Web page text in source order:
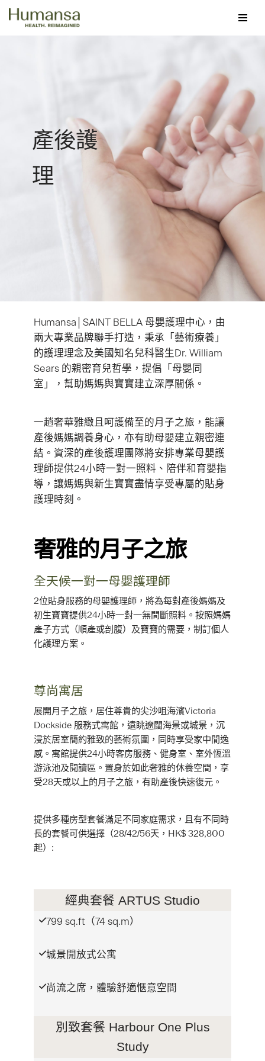
產後護
理
Humansa│SAINT BELLA 母嬰護理中心，由
兩大專業品牌聯手打造，秉承「藝術療養」
的護理理念及美國知名兒科醫生Dr. William
Sears 的親密育兒哲學，提倡「母嬰同
室」，幫助媽媽與寶寶建立深厚關係。
一趟奢華雅緻且呵護備至的月子之旅，能讓
產後媽媽調養身心，亦有助母嬰建立親密連
結。資深的產後護理團隊將安排專業母嬰護
理師提供24小時一對一照料、陪伴和育嬰指
導，讓媽媽與新生寶寶盡情享受專屬的貼身
護理時刻。
奢雅的月子之旅
全天候一對一母嬰護理師
2位貼身服務的母嬰護理師，將為每對產後媽媽及
初生寶寶提供24小時一對一無間斷照料。按照媽媽
產子方式（順產或剖腹）及寶寶的需要，制訂個人
化護理方案。
尊尚寓居
展開月子之旅，居住尊貴的尖沙咀海濱Victoria
Dockside 服務式寓館，遠眺遼闊海景或城景，沉
浸於居室簡約雅致的藝術氛圍，同時享受家中閒逸
感。寓館提供24小時客房服務、健身室、室外恆溫
游泳池及閱讀區。置身於如此奢雅的休養空間，享
受28天或以上的月子之旅，有助產後快速復元。
提供多種房型套餐滿足不同家庭需求，且有不同時
長的套餐可供選擇（28/42/56天，HK$ 328,800
起）:
經典套餐 ARTUS Studio
799 sq.ft（74 sq.m）
城景開放式公寓
尚流之席，體驗舒適愜意空間
別致套餐 Harbour One Plus
Study